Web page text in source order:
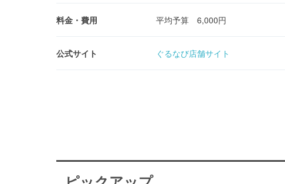
料金・費用 平均予算 6,000円
公式サイト ぐるなび店舗サイト